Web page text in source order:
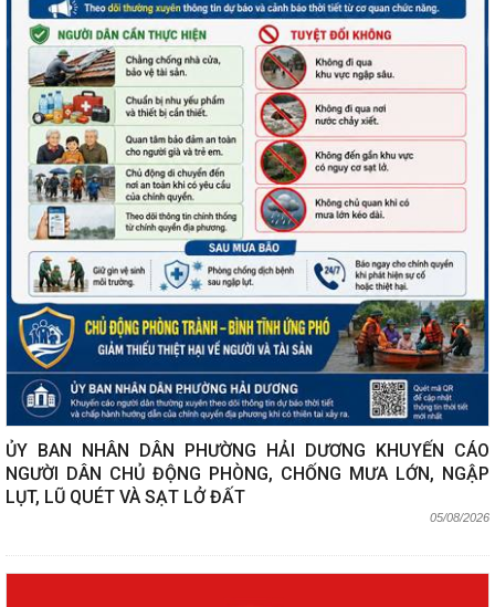
ỦY BAN NHÂN DÂN PHƯỜNG HẢI DƯƠNG KHUYẾN CÁO
NGƯỜI DÂN CHỦ ĐỘNG PHÒNG, CHỐNG MƯA LỚN, NGẬP
LỤT, LŨ QUÉT VÀ SẠT LỞ ĐẤT
05/08/2026